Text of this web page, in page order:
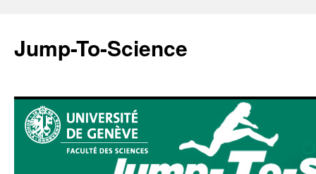
contenu
Jump-To-Science